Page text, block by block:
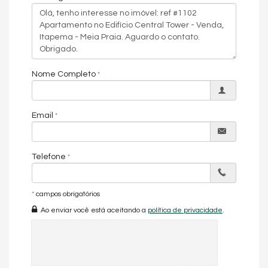
Porcelanato
Sala de Estar
Vista para o mar
Academia
Entrada p/ banhistas e box de praia
Heliponto
Piscina
Piscina infantil
Sala de jogos
Salão de festas
Solarium
Nome Completo
Email
Telefone
* campos obrigatórios
Ao enviar você está aceitando a política de privacidade